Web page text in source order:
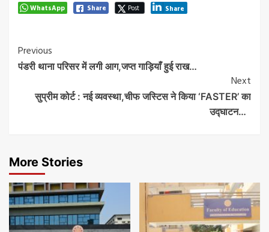
WhatsApp Share Post Share
Post
Navigation
Previous
पंडरी थाना परिसर में लगी आग,जप्त गाड़ियाँ हुई राख…
Next
सुप्रीम कोर्ट : नई व्यवस्था,चीफ जस्टिस ने किया ‘FASTER’ का
उद्घाटन…
More Stories